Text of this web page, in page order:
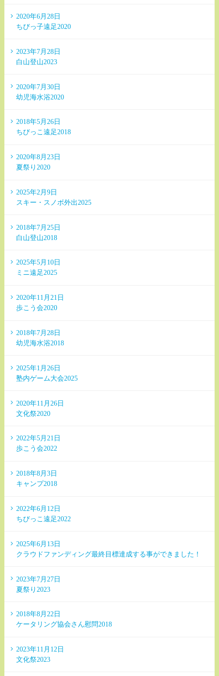
2020年6月28日
ちびっ子遠足2020
2023年7月28日
白山登山2023
2020年7月30日
幼児海水浴2020
2018年5月26日
ちびっこ遠足2018
2020年8月23日
夏祭り2020
2025年2月9日
スキー・スノボ外出2025
2018年7月25日
白山登山2018
2025年5月10日
ミニ遠足2025
2020年11月21日
歩こう会2020
2018年7月28日
幼児海水浴2018
2025年1月26日
塾内ゲーム大会2025
2020年11月26日
文化祭2020
2022年5月21日
歩こう会2022
2018年8月3日
キャンプ2018
2022年6月12日
ちびっこ遠足2022
2025年6月13日
クラウドファンディング最終目標達成する事ができました！
2023年7月27日
夏祭り2023
2018年8月22日
ケータリング協会さん慰問2018
2023年11月12日
文化祭2023